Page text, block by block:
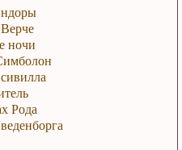
ночи
Рода